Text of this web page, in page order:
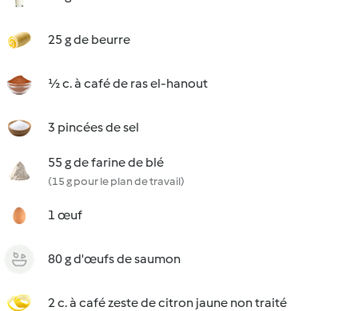
25 g de beurre
½ c. à café de ras el-hanout
3 pincées de sel
55 g de farine de blé
(15 g pour le plan de travail)
1 œuf
80 g d'œufs de saumon
2 c. à café zeste de citron jaune non traité